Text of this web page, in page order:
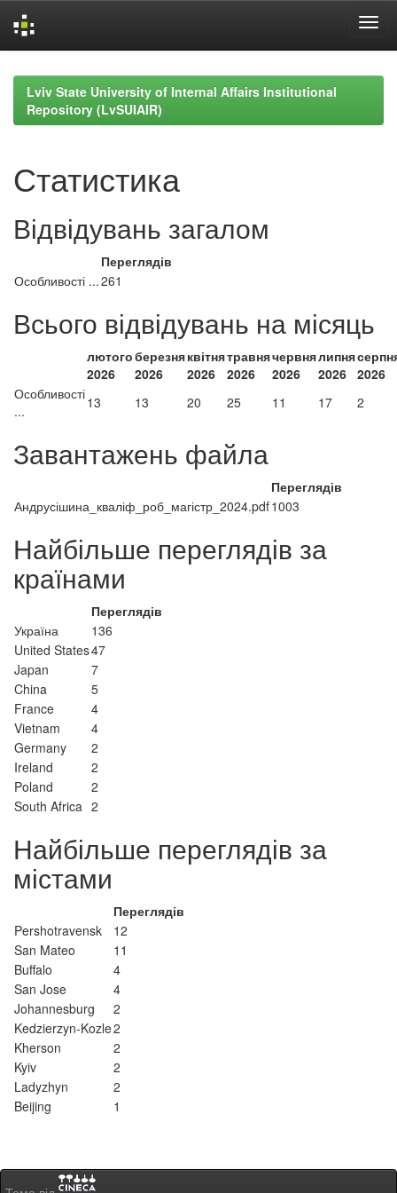
navigationLviv State University of Internal Affairs Institutional
Repository (LvSUIAIR)
Статистика
Відвідувань загалом
Переглядів
Особливості ...261
Всього відвідувань на місяць
лютого
2026
березня
2026
квітня
2026
травня
2026
червня
2026
липня
2026 2026
Особливості
...
13 13 20 25 11 17 2
Завантажень файла
Переглядів
Андрусішина_кваліф_роб_магістр_2024.pdf1003
Найбільше переглядів за
країнами
Переглядів
Україна
136
United States47
Japan
7
China
5
France
4
Vietnam
4
Germany
2
Ireland
2
Poland
2
South Africa 2
Найбільше переглядів за
містами
Переглядів
Pershotravensk
12
San Mateo
11
Buffalo
4
San Jose
4
Johannesburg
2
Kedzierzyn-Kozle2
Kherson
2
Kyiv
2
Ladyzhyn
2
Beijing
1